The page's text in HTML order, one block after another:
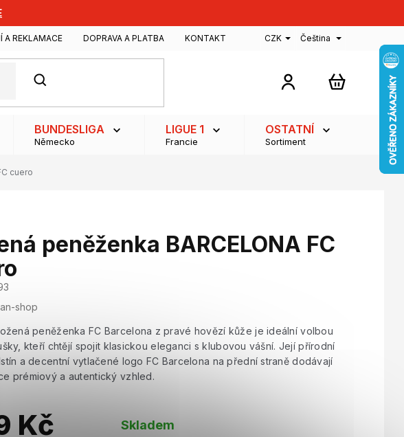
A REKLAMACE DOPRAVA A PLATBA KONTAKT CZK Čeština
HLEDAT
NÁKUPNÍ
BUNDESLIGA
Německo
LIGUE 1
Francie
OSTATNÍ
Sortiment
cuero
peněženka BARCELONA FC
shop
peněženka FC Barcelona z pravé hovězí kůže je ideální volbou
kteří chtějí spojit klasickou eleganci s klubovou vášní. Její přírodní
a decentní vytlačené logo FC Barcelona na přední straně dodávají
prémiový a autentický vzhled.
Kč Skladem